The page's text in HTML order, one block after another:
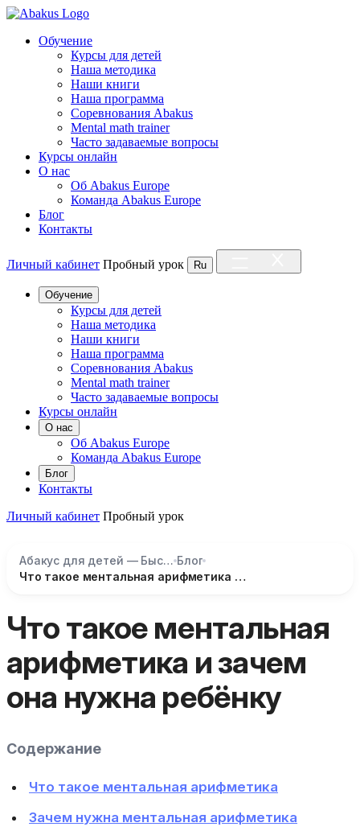
Обучение
Курсы для детей
Наша методика
Наши книги
Наша программа
Соревнования Abakus
Mental math trainer
Часто задаваемые вопросы
Курсы онлайн
О нас
Об Abakus Europe
Команда Abakus Europe
Блог
Контакты
Личный кабинет Пробный урок Ru
Обучение
Курсы для детей
Наша методика
Наши книги
Наша программа
Соревнования Abakus
Mental math trainer
Часто задаваемые вопросы
Курсы онлайн
О нас
Об Abakus Europe
Команда Abakus Europe
Блог
Контакты
Личный кабинет Пробный урок
Абакус для детей — Быстрый счёт и развитие мозга Блог
Что такое ментальная арифметика и зачем она нужна ребёнку
Что такое ментальная
арифметика и зачем
она нужна ребёнку
Содержание
Что такое ментальная арифметика
Зачем нужна ментальная арифметика